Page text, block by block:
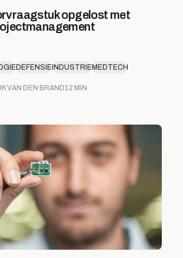
opgelost met
DEFENSIE INDUSTRIEMEDTECH
VAN DEN BRAND12 MIN